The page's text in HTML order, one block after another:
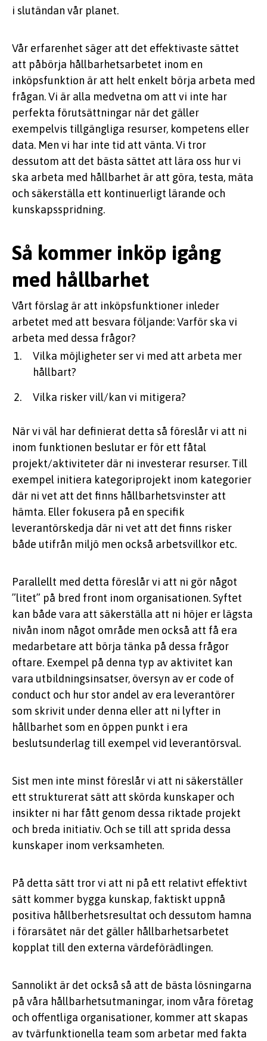
i slutändan vår planet.
Vår erfarenhet säger att det effektivaste sättet
att påbörja hållbarhetsarbetet inom en
inköpsfunktion är att helt enkelt börja arbeta med
frågan. Vi är alla medvetna om att vi inte har
perfekta förutsättningar när det gäller
exempelvis tillgängliga resurser, kompetens eller
data. Men vi har inte tid att vänta. Vi tror
dessutom att det bästa sättet att lära oss hur vi
ska arbeta med hållbarhet är att göra, testa, mäta
och säkerställa ett kontinuerligt lärande och
kunskapsspridning.
Så kommer inköp igång
med hållbarhet
Vårt förslag är att inköpsfunktioner inleder
arbetet med att besvara följande: Varför ska vi
arbeta med dessa frågor?
Vilka möjligheter ser vi med att arbeta mer
hållbart?
Vilka risker vill/kan vi mitigera?
När vi väl har definierat detta så föreslår vi att ni
inom funktionen beslutar er för ett fåtal
projekt/aktiviteter där ni investerar resurser. Till
exempel initiera kategoriprojekt inom kategorier
där ni vet att det finns hållbarhetsvinster att
hämta. Eller fokusera på en specifik
leverantörskedja där ni vet att det finns risker
både utifrån miljö men också arbetsvillkor etc.
Parallellt med detta föreslår vi att ni gör något
”litet” på bred front inom organisationen. Syftet
kan både vara att säkerställa att ni höjer er lägsta
nivån inom något område men också att få era
medarbetare att börja tänka på dessa frågor
oftare. Exempel på denna typ av aktivitet kan
vara utbildningsinsatser, översyn av er code of
conduct och hur stor andel av era leverantörer
som skrivit under denna eller att ni lyfter in
hållbarhet som en öppen punkt i era
beslutsunderlag till exempel vid leverantörsval.
Sist men inte minst föreslår vi att ni säkerställer
ett strukturerat sätt att skörda kunskaper och
insikter ni har fått genom dessa riktade projekt
och breda initiativ. Och se till att sprida dessa
kunskaper inom verksamheten.
På detta sätt tror vi att ni på ett relativt effektivt
sätt kommer bygga kunskap, faktiskt uppnå
positiva hållberhetsresultat och dessutom hamna
i förarsätet när det gäller hållbarhetsarbetet
kopplat till den externa värdeförädlingen.
Sannolikt är det också så att de bästa lösningarna
på våra hållbarhetsutmaningar, inom våra företag
och offentliga organisationer, kommer att skapas
av tvärfunktionella team som arbetar med fakta